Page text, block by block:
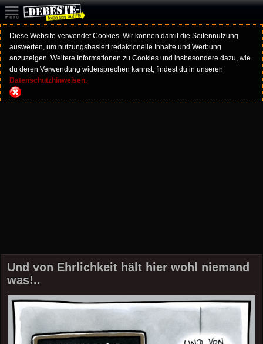
Diese Website verwendet Cookies. Wir können damit die Seitennutzung
auswerten, um nutzungsbasiert redaktionelle Inhalte und Werbung
anzuzeigen. Weitere Informationen zu Cookies und insbesondere dazu, wie
du deren Verwendung widersprechen kannst, findest du in unseren
Datenschutzhinweisen.
Und von Ehrlichkeit hält hier wohl niemand
was!..